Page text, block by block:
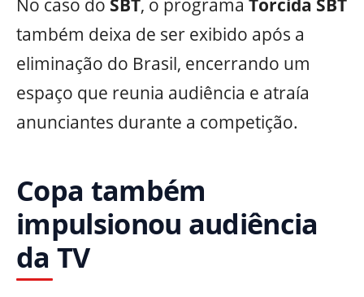
No caso do SBT, o programa Torcida SBT
também deixa de ser exibido após a
eliminação do Brasil, encerrando um
espaço que reunia audiência e atraía
anunciantes durante a competição.
Copa também
impulsionou audiência
da TV